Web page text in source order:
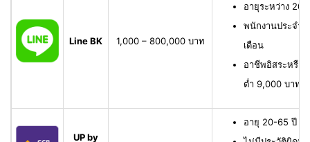
Line BK 1,000 – 800,000 บาท
อายุระหว่าง 20
พนักงานประจำ
เดือน
อาชีพอิสระหรือ
ต่ำ 9,000 บาทต่
UP by
อายุ 20-65 ปี เ